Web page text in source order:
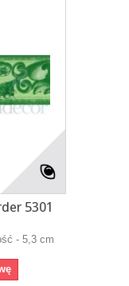
5301
- 5,3 cm